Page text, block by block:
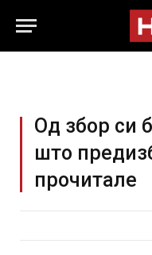
Од збор си
што
прочитале